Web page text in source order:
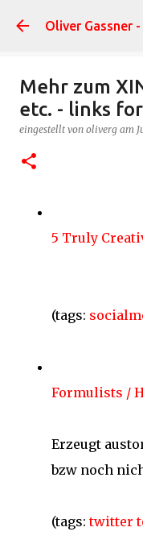
Oliver Gassner
Mehr zum
etc. - links
eingestellt von oliverg am
5 Truly
(tags:
Formulists /
Erzeugt
bzw noch
(tags:twitter